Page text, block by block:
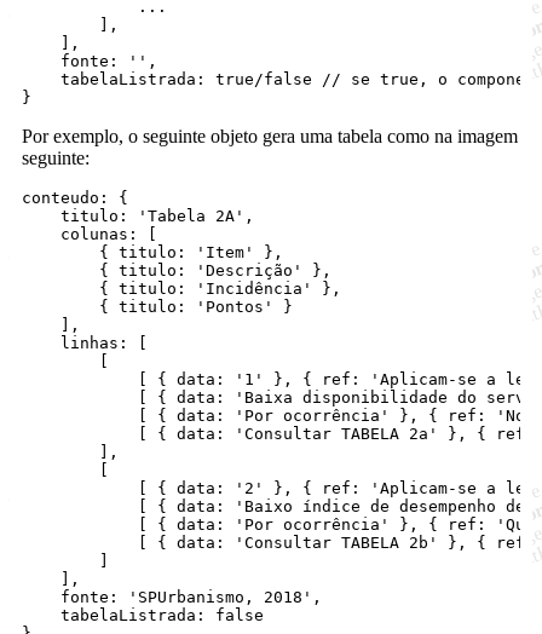
            ...
,
,
fonte : '' ,
tabelaListrada : true /false
// se true, o
}
Por exemplo, o seguinte objeto gera uma tabela como na imagem
seguinte:
conteudo: {
titulo : 'Tabela 2A' ,
colunas :
{
titulo : 'Item' } ,
{
titulo : 'Descrição' } ,
{
titulo : 'Incidência' } ,
{
titulo : 'Pontos'
}
,
linhas :
{ data : '1' } , { ref :
'Aplicam-se a
{ data :
'Baixa disponibilidade do
{ data : 'Por ocorrência' } , { ref :
'No
{ data : 'Consultar TABELA 2a' } , { ref
,
{ data : '2' } , { ref :
'Aplicam-se a
{ data :
'Baixo índice de desempenho
{ data : 'Por ocorrência' } , { ref :
{ data : 'Consultar TABELA 2b' } , { ref
,
fonte : 'SPUrbanismo, 2018' ,
tabelaListrada : false